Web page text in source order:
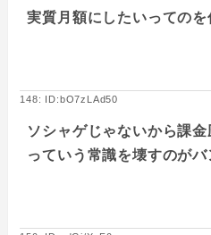
実質月額にしたいってのを
148: ID:bO7zLAd50
ソシャゲじゃないから課金
っていう常識を壊すのが